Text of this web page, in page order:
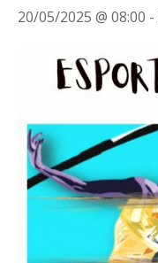
20/05/2025 @ 08:00 -